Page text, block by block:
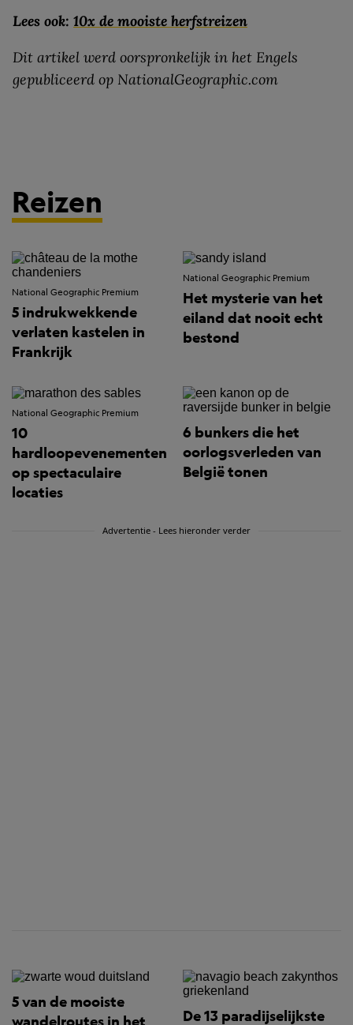
Lees ook: 10x de mooiste herfstreizen
Dit artikel werd oorspronkelijk in het Engels
gepubliceerd op NationalGeographic.com
Reizen
National Geographic Premium
5 indrukwekkende
verlaten kastelen in
Frankrijk
National Geographic Premium
Het mysterie van het
eiland dat nooit echt
bestond
National Geographic Premium
10
hardloopevenementen
op spectaculaire
locaties
6 bunkers die het
oorlogsverleden van
België tonen
Advertentie - Lees hieronder verder
5 van de mooiste
De 13 paradijselijkste